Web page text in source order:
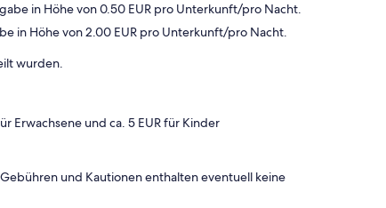
in Höhe von 0.50 EUR pro Unterkunft/pro Nacht.
in Höhe von 2.00 EUR pro Unterkunft/pro Nacht.
wurden.
Erwachsene und ca. 5 EUR für Kinder
und Kautionen enthalten eventuell keine